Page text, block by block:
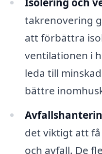
takrenovering
att förbättra
ventilationen i
leda till
bättre
det viktigt att
och avfall. De